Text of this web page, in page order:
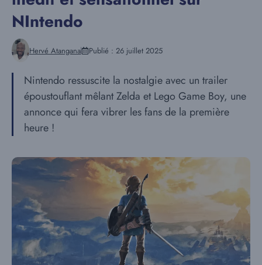
NIntendo
Hervé Atangana Publié : 26 juillet 2025
Nintendo ressuscite la nostalgie avec un trailer
époustouflant mêlant Zelda et Lego Game Boy, une
annonce qui fera vibrer les fans de la première
heure !